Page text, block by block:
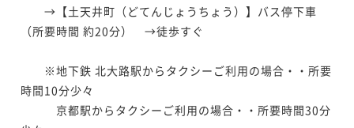
→【土天井町（どてんじょうちょう）】バス停下車
（所要時間 約20分）　→徒歩すぐ
※地下鉄 北大路駅からタクシーご利用の場合・・所要
時間10分少々
京都駅からタクシーご利用の場合・・所要時間30分